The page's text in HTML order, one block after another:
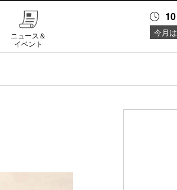
今月
ニュース＆
イベント